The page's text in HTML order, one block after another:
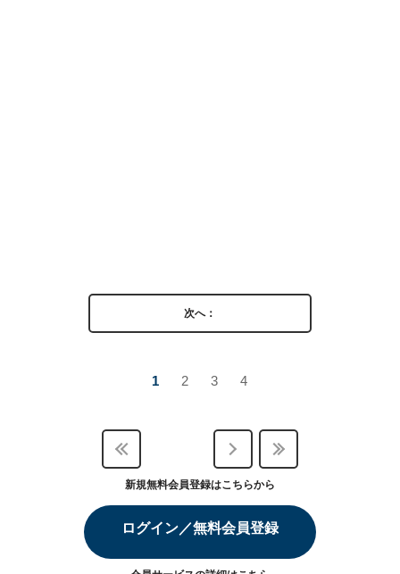
次へ：
1 2 3 4
新規無料会員登録はこちらから
ログイン／無料会員登録